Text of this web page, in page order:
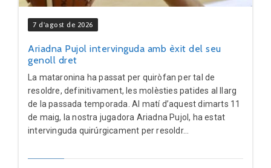
7 d'agost de 2026
Ariadna Pujol intervinguda amb èxit del seu
genoll dret
La mataronina ha passat per quiròfan per tal de
resoldre, definitivament, les molèsties patides al llarg
de la passada temporada. Al matí d’aquest dimarts 11
de maig, la nostra jugadora Ariadna Pujol, ha estat
intervinguda quirúrgicament per resoldr...